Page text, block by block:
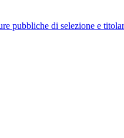
pubbliche di selezione e